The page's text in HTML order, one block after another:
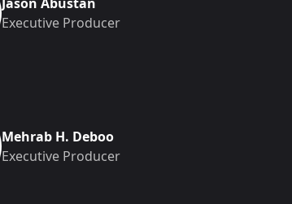
Executive Producer
Mehrab H. Deboo
Executive Producer